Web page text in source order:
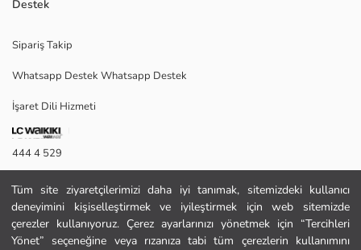
Tüm site ziyaretçilerimizi daha iyi tanımak, sitemizdeki kullanıcı
deneyimini kişiselleştirmek ve iyileştirmek için web sitemizde
çerezler kullanıyoruz. Çerez ayarlarınızı yönetmek için “Tercihleri
Yönet” seçeneğine veya rızanıza tabi tüm çerezlerin kullanımını
yumuşak dokusu ve esnek yapısıyla boyu konfor sağlar.
Satıcı:
Marka:
Cinsiyet:
Bel Fiti:
Destek
Sipariş Takip
Whatsapp Destek Whatsapp Destek
İşaret Dili Hizmeti
444 4 529
İletişim Formu
444 4 529